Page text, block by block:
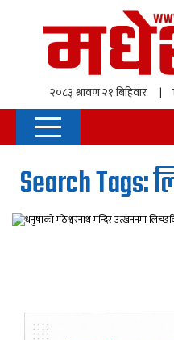
| Thu,
Search